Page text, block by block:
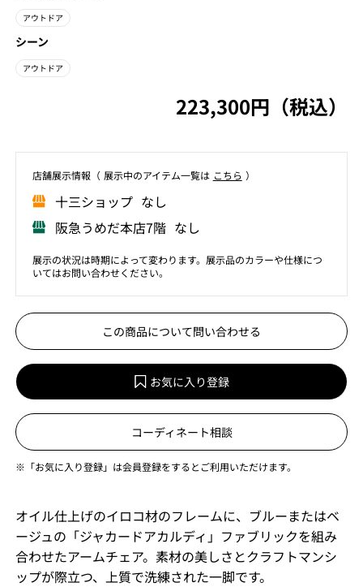
アウトドア
シーン
アウトドア
223,300円（税込）
店舗展⽰情報（ 展⽰中のアイテム⼀覧は こちら ）
⼗三ショップ なし
阪急うめだ本店7階 なし
展示の状況は時期によって変わります。展示品のカラーや仕様につ
いてはお問い合わせください。
この商品について問い合わせる
お気に入り登録
コーディネート相談
※「お気に入り登録」は会員登録をするとご利用いただけます。
オイル仕上げのイロコ材のフレームに、ブルーまたはベ
ージュの「ジャカードアカルディ」ファブリックを組み
合わせたアームチェア。素材の美しさとクラフトマンシ
ップが際立つ、上質で洗練された一脚です。